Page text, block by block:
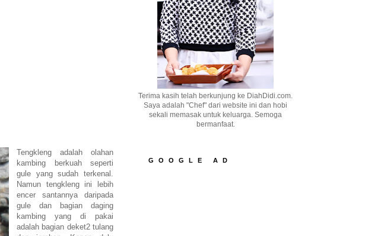
Tengkleng adalah olahan
kambing berkuah seperti
gule yang sudah terkenal.
Namun tengkleng ini lebih
encer santannya daripada
gule dan bagian daging
kambing yang di pakai
adalah bagian deket2 tulang
Terima kasih telah berkunjung ke DiahDidi.com.
Saya adalah "Chef" dari website ini dan hobi
sekali memasak untuk keluarga. Semoga
bermanfaat.
GOOGLE AD